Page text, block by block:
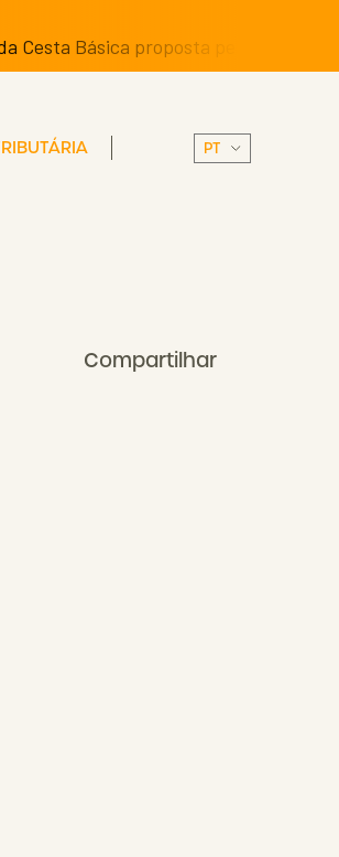
Básica proposta pelos Senadores
Compartilhar